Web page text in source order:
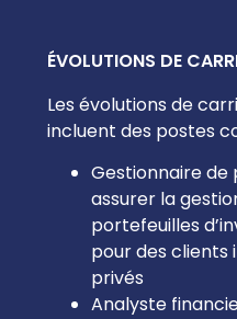
ÉVOLUTIONS DE
Les évolutions de
incluent des postes
Gestionnaire de
assurer la
portefeuilles
pour des clients
privés
Analyste